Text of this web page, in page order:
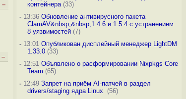
–
–
контейнера(33)
-13:36 Обновление антивирусного пакета
ClamAV&nbsp;&nbsp;1.4.6 и 1.5.4 с устранением
8 уязвимостей(7)
-13:01 Опубликован дисплейный менеджер LightDM
1.33.0(33)
-12:51 Объявлено о расформировании Nixpkgs Core
Team (65)
-12:49 Запрет на приём AI-патчей в раздел
drivers/staging ядра Linux
(56)